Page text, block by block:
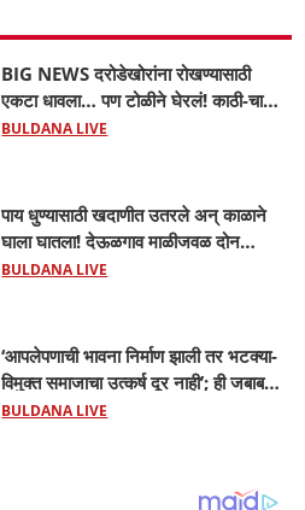
BIG NEWS दरोडेखोरांना रोखण्यासाठी
एकटा धावला… पण टोळीने घेरलं! काठी-चाकूचे
सपासप वार; ५२ वर्षीय शेतकऱ्याचा दुर्दैवी अंत!
BULDANA LIVE
पाय धुण्यासाठी खदाणीत उतरले अन् काळाने
घाला घातला! देऊळगाव माळीजवळ दोन
चिमुकल्यांचा बुडून दुर्दैवी मृत्यू; कोराडी प्रकल्प
BULDANA LIVE
‘आपलेपणाची भावना निर्माण झाली तर भटक्या-
विमुक्त समाजाचा उत्कर्ष दूर नाही’; ही जबाबदारी
केवळ सरकारची नाही,आपल्या सर्वांची !
BULDANA LIVE